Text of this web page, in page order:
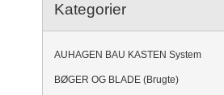
Kategorier
AUHAGEN BAU KASTEN System
BØGER OG BLADE (Brugte)